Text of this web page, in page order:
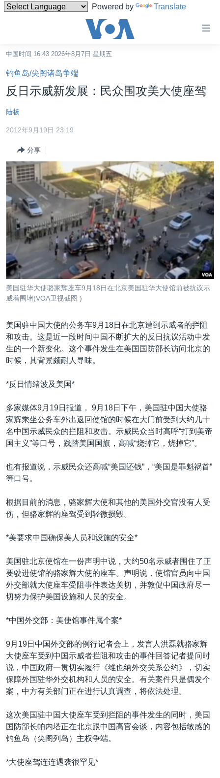
Powered by Translate
碍
链
接
跳
转
内
转
到
航
跳
到
索
台湾
港澳
国际
最新国际新闻
印太
中东
欧洲
非洲
美洲
全球议题
分类新闻
经济·金融·贸易
人权·法律·宗教
科教·文娱·体健
军事
劳工
环境
美中关系
热点专题
白宫要闻
国会报道
美中关系
美国建国250周年
埃博拉疫情
重要讲话与声明
台海两岸关系
南中国海争端
关注西藏
GEN Z 看美国
VOA视频
VOA今日焦点
中文广播
关注我们
其他语言网站
中国时间 16:43 2026年8月7日 星期五
钓鱼岛/尖阁诸岛争端
反日示威新发展：民众围攻美大使座驾
陆杨
2012年9月19日 23:19
分享
美国驻华大使骆家辉座车9月18日在北京美国驻华大使馆前被抗议示
威着围堵(VOA卫视截图 )
美国驻中国大使的公务车9月18日在北京遭到示威者的拦阻
和攻击。这是近一段时间中国不断扩大的反日抗议活动中发
生的一个新变化。这个事件发生在美国国防部长访问北京的
时候，其背景颇耐人寻味。
*反日情绪波及美国*
多家媒体9月19日报道， 9月18日下午，美国驻中国大使骆
家辉乘坐公务车外出返回使馆的时候在大门前受到大约几十
名中国示威民众的拦阻和攻击。示威民众当时高呼“打到美帝
国主义”等口号，践踏美国国旗，高喊“烧掉它，烧掉它”。
也有报道说，示威民众还高喊“美国还钱”，“美国是罪魁祸首”
等口号。
根据目前的消息，骆家辉大使和其他的美国外交官没有人受
伤，但骆家辉的座驾受到轻微损毁。
*美要求中国确保美人员和设施的安全*
美国驻北京使馆在一份声明中说，大约50名示威者围住了正
要驶进使馆的骆家辉大使的座车。声明说，使馆官员向中国
外交部就大使座车受阻事件表达关切，并敦促中国政府尽一
切努力保护美国设施和人员的安全。
*中国外交部：美使馆事件属个案*
9月19日中国外交部的例行记者会上，发言人洪磊就骆家辉
大使座车受到中国示威者拦阻和攻击的事件回答记者提问时
说，中国政府一贯切实履行《维也纳外交关系公约》，切实
保障外国驻华外交机构和人员的安全。有关案件只是偶发个
案，中方有关部门正在进行认真调查，将依法处理。
这次美国驻中国大使座车受到拦阻的事件发生的同时，美国
国防部长帕内塔正在北京跟中国高官会谈，内容包括敏感的
钓鱼岛（尖阁列岛）主权争端。
*大使座驾连连遇袭很罕见*